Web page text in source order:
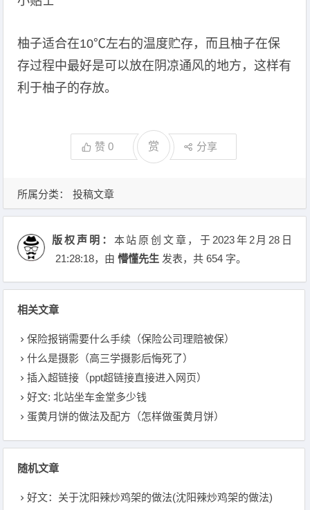
柚子适合在10℃左右的温度贮存，而且柚子在保
存过程中最好是可以放在阴凉通风的地方，这样有
利于柚子的存放。
赞0 赏 分享
所属分类： 投稿文章
版权声明： 本站原创文章，于2023年2月28日
21:28:18，由懵懂先生 发表，共 654 字。
相关文章
保险报销需要什么手续（保险公司理赔被保）
什么是摄影（高三学摄影后悔死了）
插入超链接（ppt超链接直接进入网页）
好文: 北站坐车金堂多少钱
蛋黄月饼的做法及配方（怎样做蛋黄月饼）
随机文章
好文：关于沈阳辣炒鸡架的做法(沈阳辣炒鸡架的做法)